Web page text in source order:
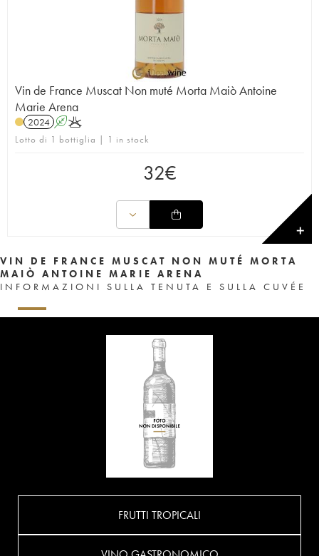
Vin de France Muscat Non muté Morta Maiò Antoine
Marie Arena
2024 AK
Lotto di 1 bottiglia | 1 in stock
32€
✕
VIN DE FRANCE MUSCAT NON MUTÉ MORTA
MAIÒ ANTOINE MARIE ARENA
INFORMAZIONI SULLA TENUTA E SULLA CUVÉE
FRUTTI TROPICALI